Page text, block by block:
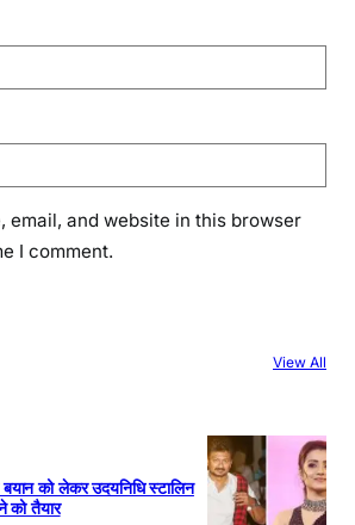
email, and website in this browser
I comment.
View All
बयान को लेकर उदयनिधि स्टालिन
को तैयार